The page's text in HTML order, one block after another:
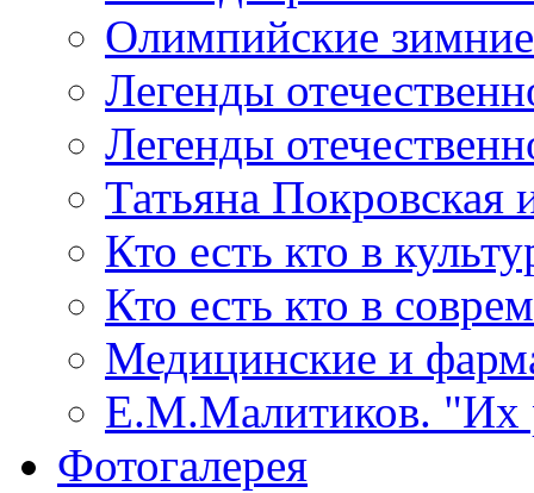
Олимпийские
Легенды
Легенды
Татьяна Покровская
Кто есть кто в
Кто есть кто в
Медицинские и
Е.М.Малитиков. "Их
Фотогалерея